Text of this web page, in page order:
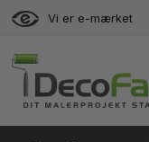
Vi er e-mærket